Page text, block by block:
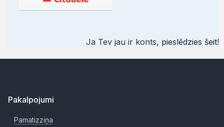
Ja Tev jau ir konts, pieslēdzies šeit!
Pakalpojumi
Pamatizziņa